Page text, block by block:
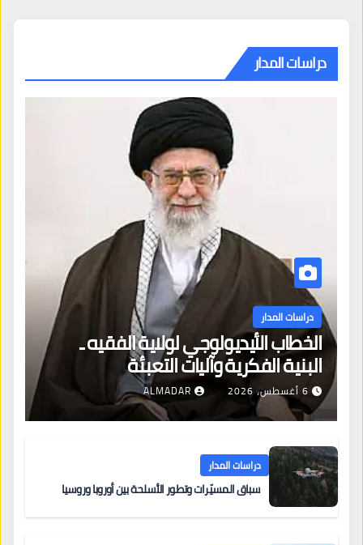
دراسات المدار
دراسات المدار
الخطاب الأيديولوجي لولاية الفقيه ـ
البنية الفكرية وآليات التعبئة
6 أغسطس، 2026 ALMADAR
دراسات المدار
سباق المسيّرات وتطور الأسلحة بين أوروبا وروسيا